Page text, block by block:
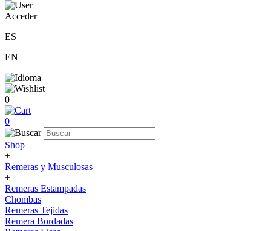
Acceder
ES
EN
0
0
Shop
+
Remeras y Musculosas
+
Remeras Estampadas
Chombas
Remeras Tejidas
Remera Bordadas